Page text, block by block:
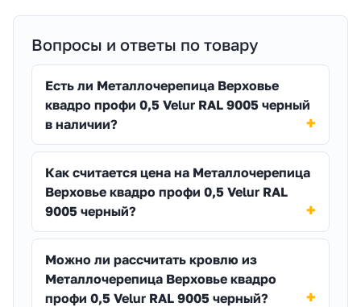
Вопросы и ответы по товару
Есть ли Металлочерепица Верховье
квадро профи 0,5 Velur RAL 9005 черный
в наличии?
Как считается цена на Металлочерепица
Верховье квадро профи 0,5 Velur RAL
9005 черный?
Можно ли рассчитать кровлю из
Металлочерепица Верховье квадро
профи 0,5 Velur RAL 9005 черный?